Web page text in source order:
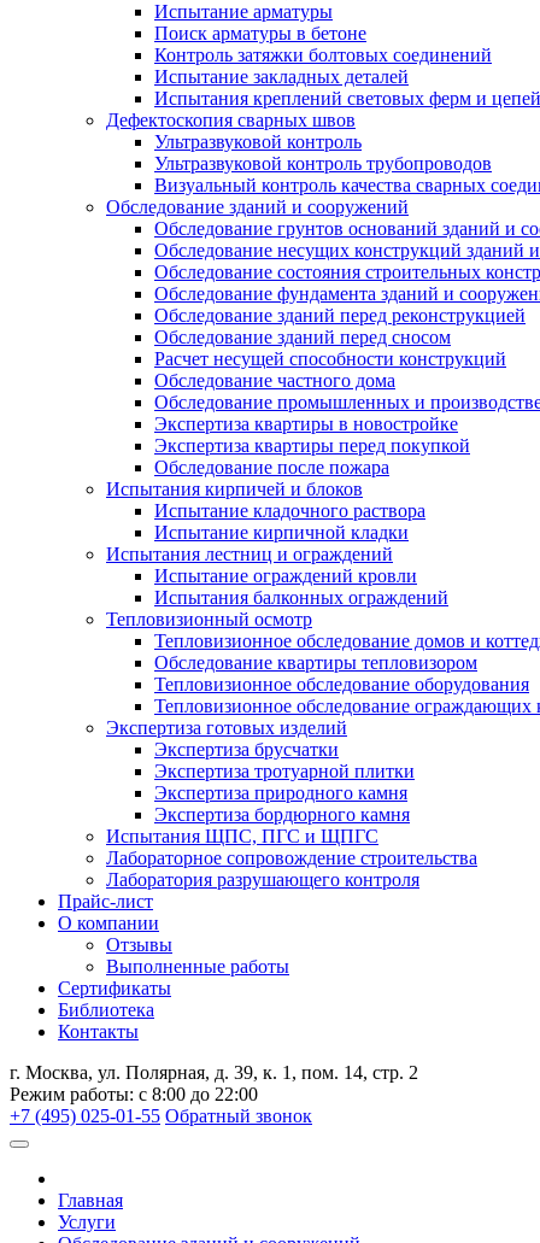
Испытание арматуры
Поиск арматуры в бетоне
Контроль затяжки болтовых соединений
Испытание закладных деталей
Испытания креплений световых ферм и цепей
Дефектоскопия сварных швов
Ультразвуковой контроль
Ультразвуковой контроль трубопроводов
Визуальный контроль качества сварных
Обследование зданий и сооружений
Обследование грунтов оснований зданий и
Обследование несущих конструкций зданий
Обследование состояния строительных
Обследование фундамента зданий и
Обследование зданий перед реконструкцией
Обследование зданий перед сносом
Расчет несущей способности конструкций
Обследование частного дома
Обследование промышленных и
Экспертиза квартиры в новостройке
Экспертиза квартиры перед покупкой
Обследование после пожара
Испытания кирпичей и блоков
Испытание кладочного раствора
Испытание кирпичной кладки
Испытания лестниц и ограждений
Испытание ограждений кровли
Испытания балконных ограждений
Тепловизионный осмотр
Тепловизионное обследование домов и
Обследование квартиры тепловизором
Тепловизионное обследование оборудования
Тепловизионное обследование ограждающих
Экспертиза готовых изделий
Экспертиза брусчатки
Экспертиза тротуарной плитки
Экспертиза природного камня
Экспертиза бордюрного камня
Испытания ЩПС, ПГС и ЩПГС
Лабораторное сопровождение строительства
Лаборатория разрушающего контроля
Прайс-лист
О компании
Отзывы
Выполненные работы
Сертификаты
Библиотека
Контакты
г. Москва, ул. Полярная, д. 39, к. 1, пом. 14, стр. 2
Режим работы: с 8:00 до 22:00
+7 (495) 025-01-55 Обратный звонок
Главная
Услуги